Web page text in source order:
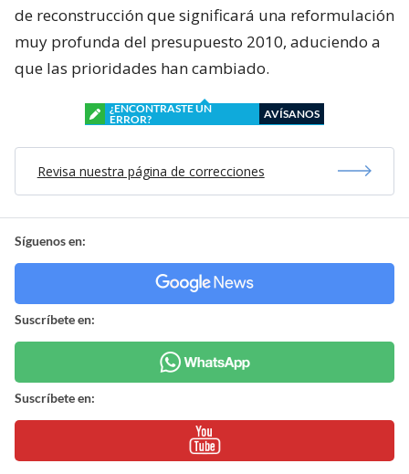
de reconstrucción que significará una reformulación
muy profunda del presupuesto 2010, aduciendo a
que las prioridades han cambiado.
¿ENCONTRASTE UN
ERROR?
AVÍSANOS
Revisa nuestra página de correcciones
Síguenos en:
Suscríbete en:
Suscríbete en: